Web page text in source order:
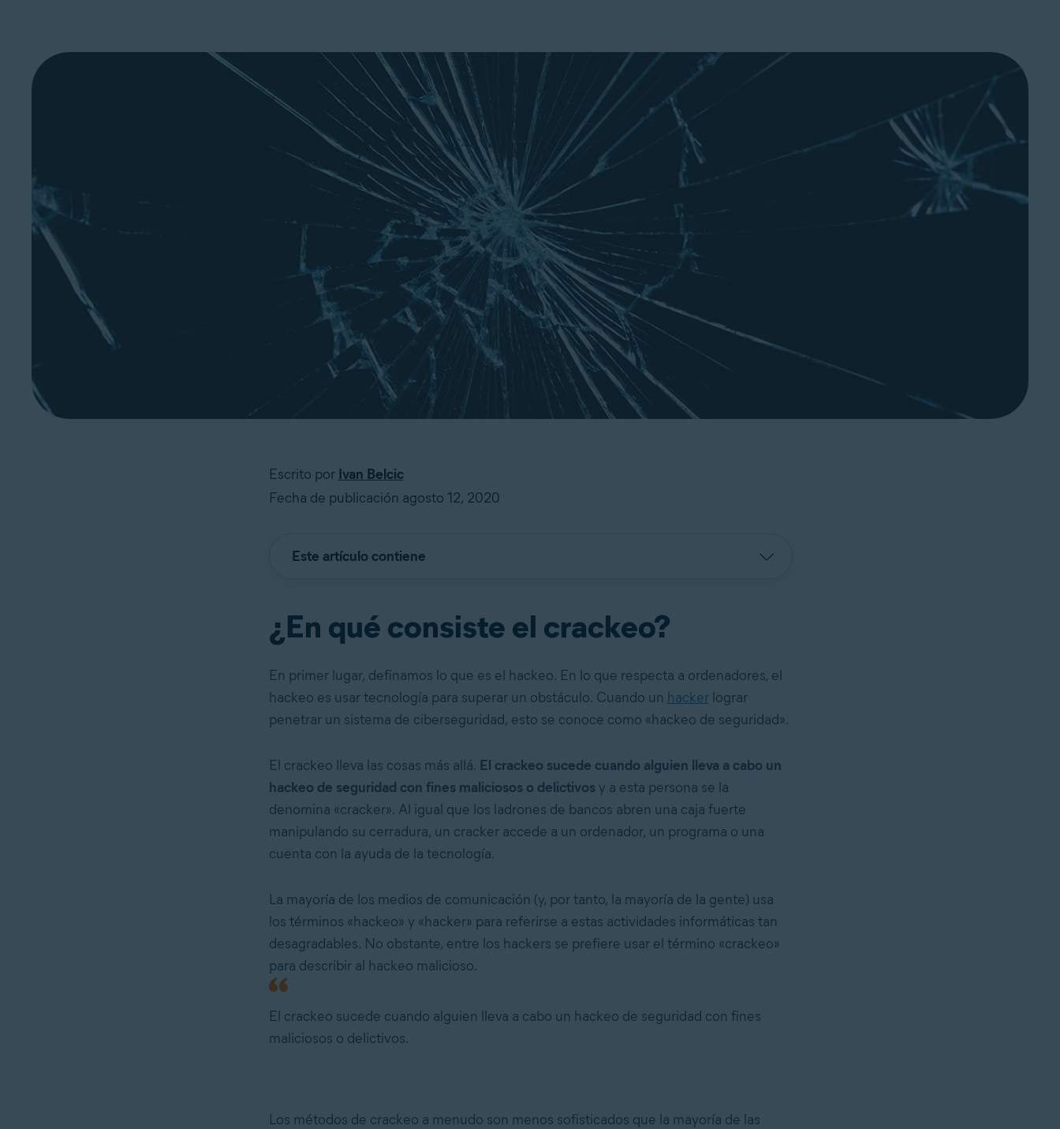
Escrito por Ivan Belcic
Fecha de publicación agosto 12, 2020
Este artículo contiene
¿En qué consiste el crackeo?
En primer lugar, definamos lo que es el hackeo. En lo que respecta a ordenadores, el
hackeo es usar tecnología para superar un obstáculo. Cuando un hackerlograr
penetrar un sistema de ciberseguridad, esto se conoce como «hackeo de seguridad».
El crackeo lleva las cosas más allá. El crackeo sucede cuando alguien lleva a cabo un
hackeo de seguridad con fines maliciosos o delictivosy a esta persona se la
denomina «cracker». Al igual que los ladrones de bancos abren una caja fuerte
manipulando su cerradura, un cracker accede a un ordenador, un programa o una
cuenta con la ayuda de la tecnología.
La mayoría de los medios de comunicación (y, por tanto, la mayoría de la gente) usa
los términos «hackeo» y «hacker» para referirse a estas actividades informáticas tan
desagradables. No obstante, entre los hackers se prefiere usar el término «crackeo»
para describir al hackeo malicioso.
El crackeo sucede cuando alguien lleva a cabo un hackeo de seguridad con fines
maliciosos o delictivos.
Los métodos de crackeo a menudo son menos sofisticados que la mayoría de las